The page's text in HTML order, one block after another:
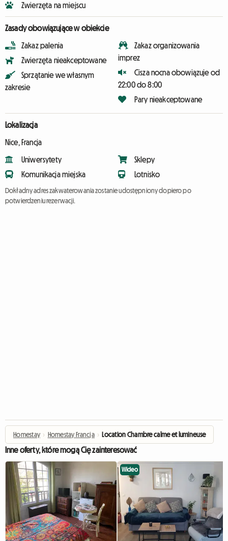
Zwierzęta na miejscu
Zasady obowiązujące w obiekcie
Zakaz palenia
Zwierzęta nieakceptowane
Sprzątanie we własnym
zakresie
Zakaz organizowania
imprez
Cisza nocna obowiązuje od
22:00 do 8:00
Pary nieakceptowane
Lokalizacja
Nice, Francja
Uniwersytety
Komunikacja miejska
Sklepy
Lotnisko
Dokładny adres zakwaterowania zostanie udostępniony dopiero po
potwierdzeniu rezerwacji.
Homestay › Homestay Francja › Location Chambre calme et lumineuse
Inne oferty, które mogą Cię zainteresować
Wideo